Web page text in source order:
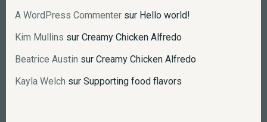
A WordPress Commenter sur Hello world!
Kim Mullins sur Creamy Chicken Alfredo
Beatrice Austin sur Creamy Chicken Alfredo
Kayla Welch sur Supporting food flavors